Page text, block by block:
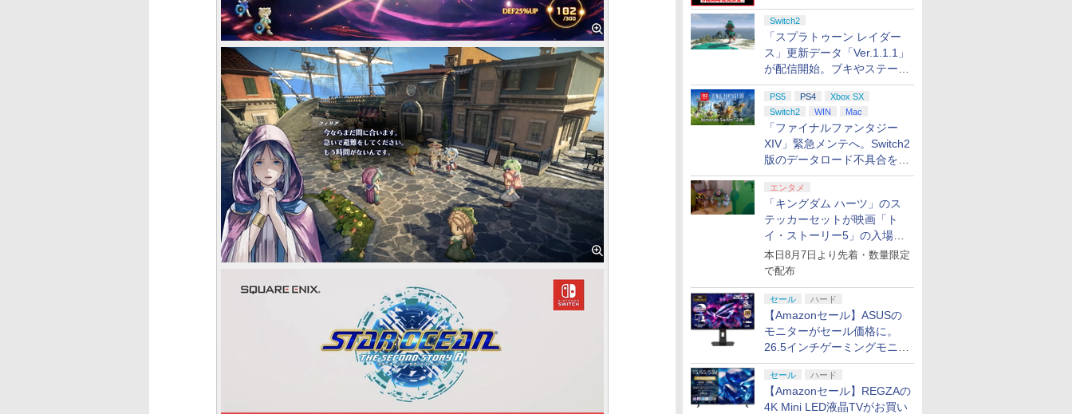
ブック3冊同時発売が決定
Switch2
「スプラトゥーン レイダー
ス」更新データ「Ver.1.1.1」
が配信開始。ブキやステージ
に関する不具合を修正
PS5 PS4
Xbox SX
Switch2
WIN Mac
「ファイナルファンタジー
XIV」緊急メンテへ。Switch2
版のデータロード不具合を最
適化
エンタメ
「キングダム ハーツ」のス
テッカーセットが映画「ト
イ・ストーリー5」の入場特
典として配布決定！
本日8月7日より先着・数量限定
で配布
セール ハード
【Amazonセール】ASUSの
モニターがセール価格に。
26.5インチゲーミングモニタ
ー「ROG Strix OLED
XG27ACDMS」限定モデルも
お買い得
セール ハード
【Amazonセール】REGZAの
4K Mini LED液晶TVがお買い